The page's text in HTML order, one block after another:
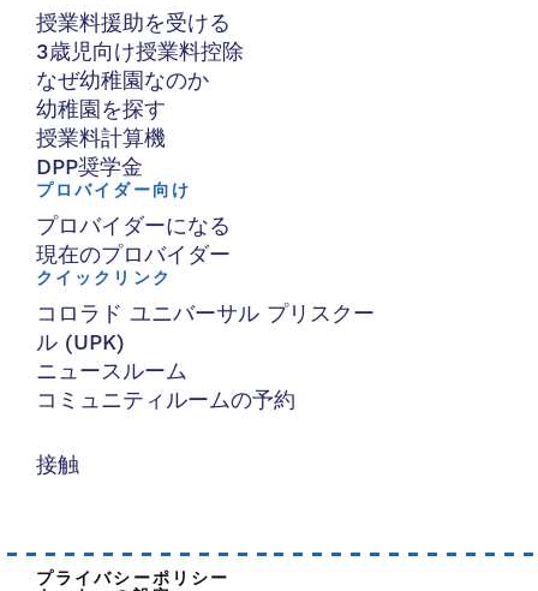
授業料援助を受ける
3歳児向け授業料控除
なぜ幼稚園なのか
幼稚園を探す
授業料計算機
DPP奨学金
プロバイダー向け
プロバイダーになる
現在のプロバイダー
クイックリンク
コロラド ユニバーサル プリスクー
ル (UPK)
ニュースルーム
コミュニティルームの予約
接触
プライバシーポリシー